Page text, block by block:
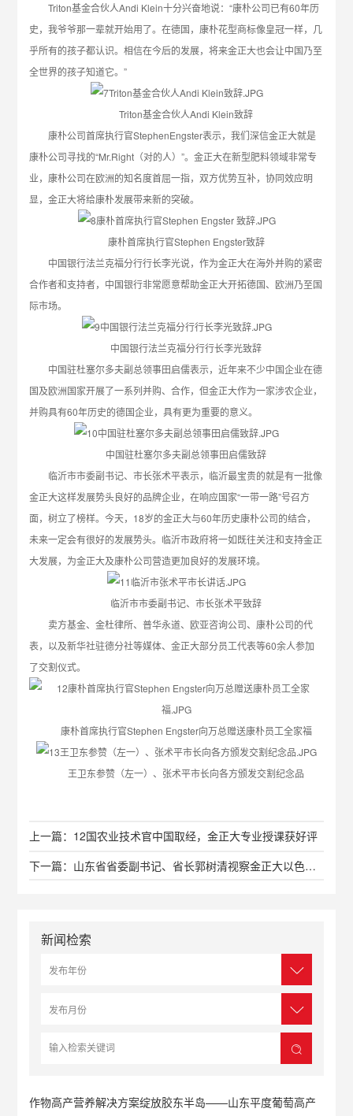
Triton基金合伙人Andi Klein十分兴奋地说：“康朴公司已有60年历
史，我爷爷那一辈就开始用了。在德国，康朴花型商标像皇冠一样，几
乎所有的孩子都认识。相信在今后的发展，将来金正大也会让中国乃至
全世界的孩子知道它。”
Triton基金合伙人Andi Klein致辞
康朴公司首席执行官StephenEngster表示，我们深信金正大就是
康朴公司寻找的“Mr.Right（对的人）”。金正大在新型肥料领域非常专
业，康朴公司在欧洲的知名度首屈一指，双方优势互补，协同效应明
显，金正大将给康朴发展带来新的突破。
康朴首席执行官Stephen Engster致辞
中国银行法兰克福分行行长李光说，作为金正大在海外并购的紧密
合作者和支持者，中国银行非常愿意帮助金正大开拓德国、欧洲乃至国
际市场。
中国银行法兰克福分行行长李光致辞
中国驻杜塞尔多夫副总领事田启儒表示，近年来不少中国企业在德
国及欧洲国家开展了一系列并购、合作，但金正大作为一家涉农企业，
并购具有60年历史的德国企业，具有更为重要的意义。
中国驻杜塞尔多夫副总领事田启儒致辞
临沂市市委副书记、市长张术平表示，临沂最宝贵的就是有一批像
金正大这样发展势头良好的品牌企业，在响应国家“一带一路”号召方
面，树立了榜样。今天，18岁的金正大与60年历史康朴公司的结合，
未来一定会有很好的发展势头。临沂市政府将一如既往关注和支持金正
大发展，为金正大及康朴公司营造更加良好的发展环境。
临沂市市委副书记、市长张术平致辞
卖方基金、金杜律所、普华永道、欧亚咨询公司、康朴公司的代
表，以及新华社驻德分社等媒体、金正大部分员工代表等60余人参加
了交割仪式。
康朴首席执行官Stephen Engster向万总赠送康朴员工全家福
王卫东参赞（左一）、张术平市长向各方颁发交割纪念品
上一篇：12国农业技术官中国取经，金正大专业授课获好评
下一篇：山东省省委副书记、省长郭树清视察金正大以色列研发中心
新闻检索
作物高产营养解决方案绽放胶东半岛——山东平度葡萄高产